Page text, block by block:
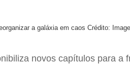
a galáxia em caos Crédito:
novos capítulos para